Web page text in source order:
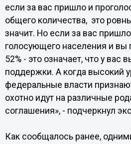
если за вас пришло и
общего количества, это
значит. Но если за вас
голосующего населения и вы
52% - это означает, что у вас
поддержки. А когда высокий
федеральные власти
охотно идут на различные
соглашения», - подчеркнул
Как сообщалось ранее,